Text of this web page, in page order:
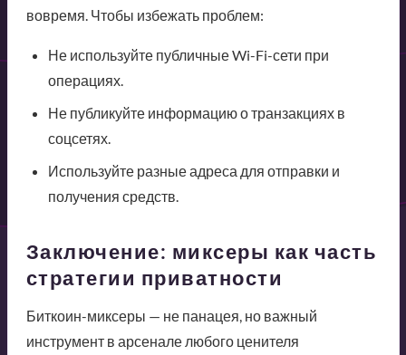
вовремя. Чтобы избежать проблем:
Не используйте публичные Wi-Fi-сети при
операциях.
Не публикуйте информацию о транзакциях в
соцсетях.
Используйте разные адреса для отправки и
получения средств.
Заключение: миксеры как часть
стратегии приватности
Биткоин-миксеры — не панацея, но важный
инструмент в арсенале любого ценителя